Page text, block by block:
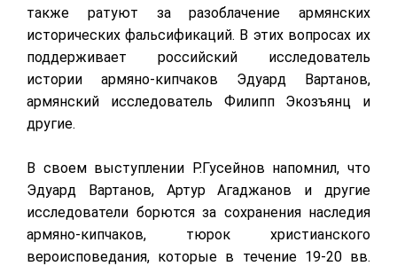
также ратуют за разоблачение армянских
исторических фальсификаций. В этих вопросах их
поддерживает российский исследователь
истории армяно-кипчаков Эдуард Вартанов,
армянский исследователь Филипп Экозъянц и
другие.
В своем выступлении Р.Гусейнов напомнил, что
Эдуард Вартанов, Артур Агаджанов и другие
исследователи борются за сохранения наследия
армяно-кипчаков, тюрок христианского
вероисповедания, которые в течение 19-20 вв.